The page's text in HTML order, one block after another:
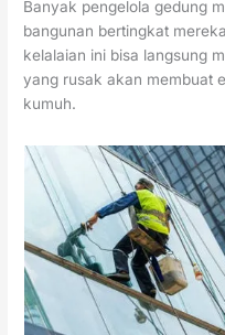
Banyak pengelola gedung
bangunan bertingkat
kelalaian ini bisa langsung
yang rusak akan membuat
kumuh.